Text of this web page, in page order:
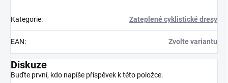
Kategorie: Zateplené cyklistické dresy
EAN: Zvolte variantu
Diskuze
Buďte první, kdo napíše příspěvek k této položce.